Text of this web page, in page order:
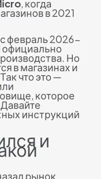
, когда
в 2021
февраль 2026-
официально
Но
в магазинах и
что это —
которое
инструкций
и
рынок